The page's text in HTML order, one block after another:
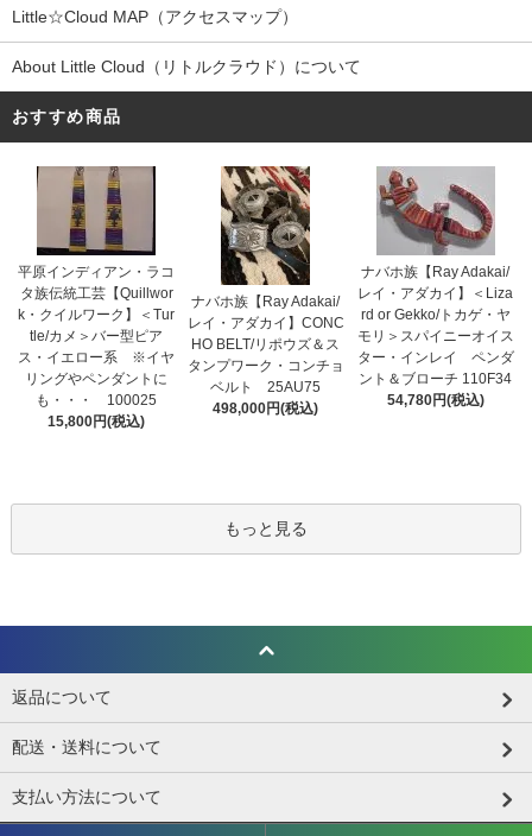
Little☆Cloud MAP（アクセスマップ）
About Little Cloud（リトルクラウド）について
おすすめ商品
平原インディアン・ラコ
タ族伝統工芸【Quillwor
k・クイルワーク】＜Tur
tle/カメ＞バー型ピア
ス・イエロー系 ※イヤ
リングやペンダントに
も・・・ 100025
15,800円(税込)
ナバホ族【Ray Adakai/
レイ・アダカイ】CONC
HO BELT/リポウズ＆ス
タンプワーク・コンチョ
ベルト 25AU75
498,000円(税込)
ナバホ族【Ray Adakai/
レイ・アダカイ】＜Liza
rd or Gekko/トカゲ・ヤ
モリ＞スパイニーオイス
ター・インレイ ペンダ
ント＆ブローチ 110F34
54,780円(税込)
もっと見る
返品について
配送・送料について
支払い方法について